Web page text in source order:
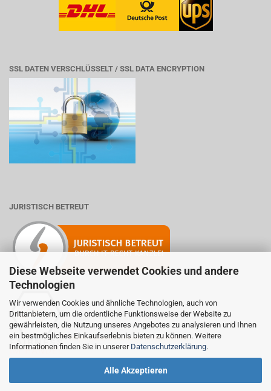
Diese Webseite verwendet Cookies und andere
Technologien
Wir verwenden Cookies und ähnliche Technologien, auch von
Drittanbietern, um die ordentliche Funktionsweise der Website zu
gewährleisten, die Nutzung unseres Angebotes zu analysieren und Ihnen
ein bestmögliches Einkaufserlebnis bieten zu können. Weitere
Informationen finden Sie in unserer Datenschutzerklärung.
Alle Akzeptieren
SSL DATEN VERSCHLÜSSELT / SSL DATA ENCRYPTION
JURISTISCH BETREUT
Mitglied der Initiative "Fairness im Handel".
Informationen zur Initiative:
https://www.fairness-im-handel.de